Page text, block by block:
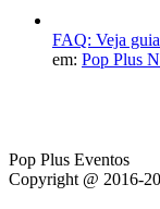
FAQ: Veja
em: Pop Plus
Pop Plus Eventos
Copyright @ 2016-